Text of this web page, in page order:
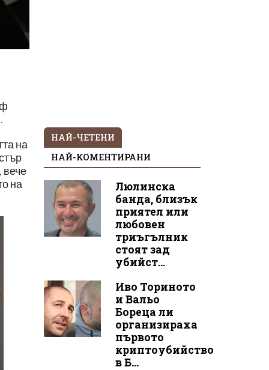
на
вече
на
НАЙ-ЧЕТЕНИ
НАЙ-КОМЕНТИРАНИ
Люлинска
банда, близък
приятел или
любовен
триъгълник
стоят зад
убийст...
Иво Ториното
и Вальо
Бореца ли
организираха
първото
криптоубийство
в Б...